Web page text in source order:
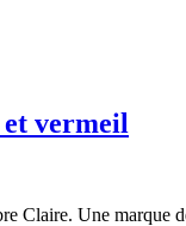
vermeil
Claire. Une marque